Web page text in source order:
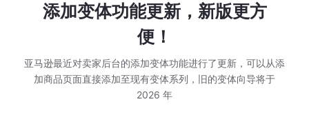
BD
巧豚豚今天分享
该规划
。对消费者来
旺季节奏
Listing
商品，和亚马逊
。 图源：Mark
流程实
报价-跑活动"三步
个环节，环环相
算 Q4
月 15 日至 2027
到的？
到底变
盲目支
费，你是不是也
增长，利润怎么
添加变体功能更新，新版更方
便！
亚马逊最近对卖家后台的添加变体功能进行了更新，可以从添
加商品页面直接添加至现有变体系列，旧的变体向导将于
2026 年
推排名
这应该是多数卖
实在的问题：做
消失
款家居
又到了每周一例
季已经
2026 年 Prime
说，这场
索排名
不少卖家发现：
Alexa 购物助手
解：从
不少卖家对
走，但实际跑起
吃掉
巧豚豚了解到，
46%降
方FAQ